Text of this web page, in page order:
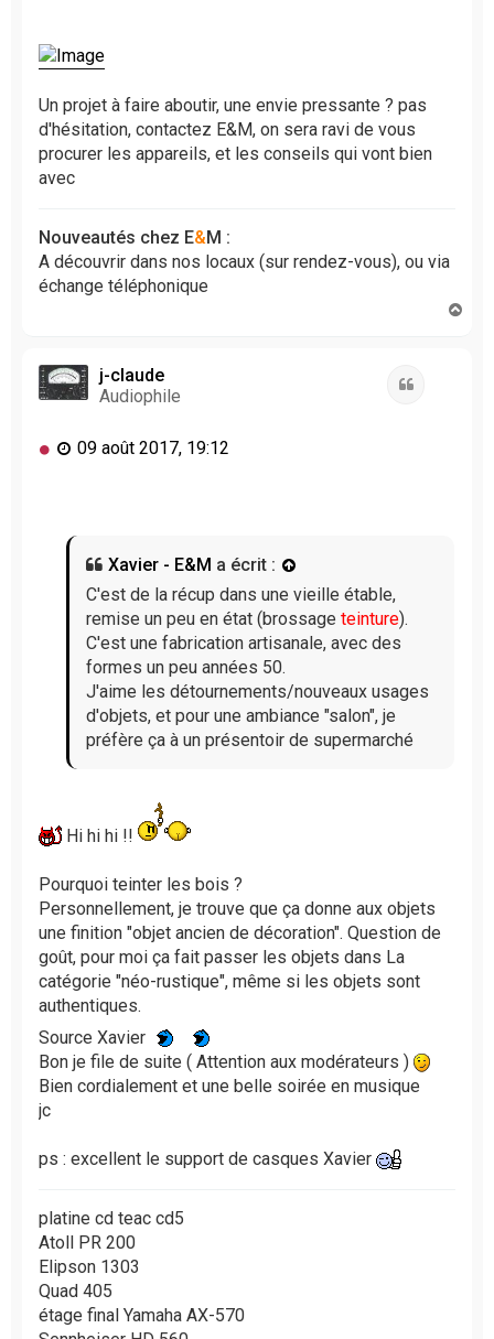
l
u
Un projet à faire aboutir, une envie pressante ? pas
d'hésitation, contactez E&M, on sera ravi de vous
procurer les appareils, et les conseils qui vont bien
avec
Nouveautés chez E&M :
A découvrir dans nos locaux (sur rendez-vous), ou via
échange téléphonique
j-claude
Audiophile
M 09 août 2017, 19:12
Xavier - E&M a écrit :
C'est de la récup dans une vieille étable,
remise un peu en état (brossage teinture).
C'est une fabrication artisanale, avec des
formes un peu années 50.
J'aime les détournements/nouveaux usages
d'objets, et pour une ambiance "salon", je
préfère ça à un présentoir de supermarché
Hi hi hi !!
Pourquoi teinter les bois ?
Personnellement, je trouve que ça donne aux objets
une finition "objet ancien de décoration". Question de
goût, pour moi ça fait passer les objets dans La
catégorie "néo-rustique", même si les objets sont
authentiques.
Source Xavier
Bon je file de suite ( Attention aux modérateurs )
Bien cordialement et une belle soirée en musique
jc
ps : excellent le support de casques Xavier
platine cd teac cd5
Atoll PR 200
Elipson 1303
Quad 405
étage final Yamaha AX-570